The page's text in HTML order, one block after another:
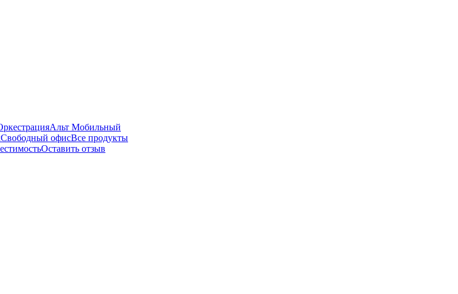
Альт Мобильный
Свободный офисВсе продукты
Оставить отзыв